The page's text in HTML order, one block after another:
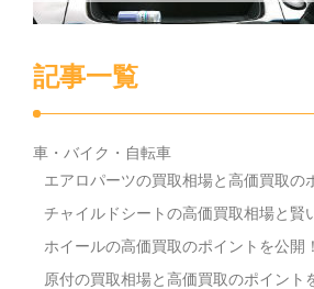
記事一覧
車・バイク・自転車
エアロパーツの買取相場と高価買取の
チャイルドシートの高価買取相場と賢
ホイールの高価買取のポイントを公開！
原付の買取相場と高価買取のポイント